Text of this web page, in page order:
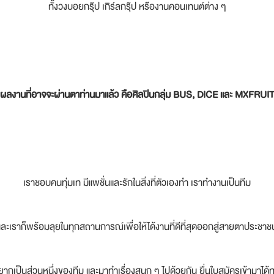
ทั้งวงบอยกรุ๊ป เกิร์ลกรุ๊ป หรืองานคอนเทนต์ต่าง ๆ
ผลงานที่อาจจะผ่านตาท่านมาแล้ว คือศิลปินกลุ่ม BUS, DICE และ MXFRUIT
เราชอบคนทุ่มเท มีแพชั่นและรักในสิ่งที่ตัวเองทำ เราทำงานเป็นทีม
ะเราก็พร้อมลุยในทุกสถานการณ์เพื่อให้ได้งานที่ดีที่สุดออกสู่สายตาประชา